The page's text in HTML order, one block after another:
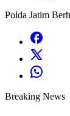
Polda Jatim
Breaking News